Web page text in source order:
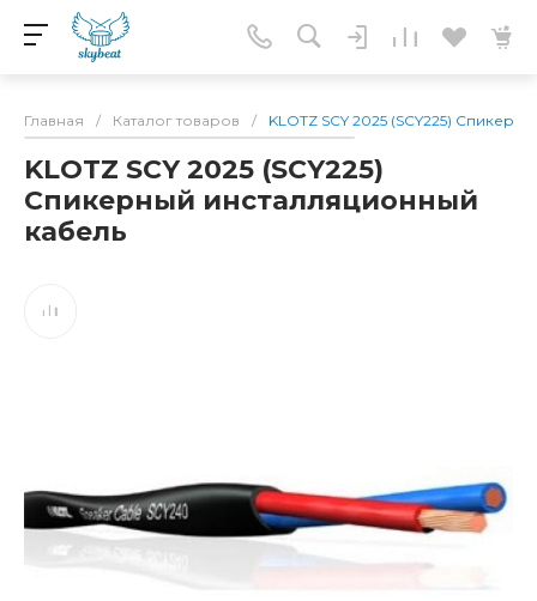
Главная / Каталог товаров / KLOTZ SCY 2025 (SCY225)
KLOTZ SCY 2025 (SCY225)
Спикерный инсталляционный
кабель